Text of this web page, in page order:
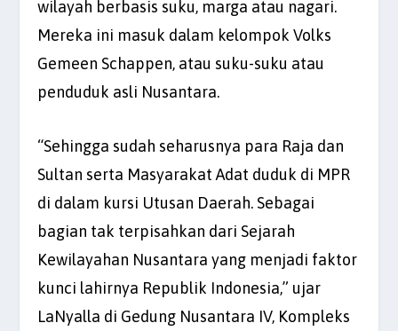
wilayah berbasis suku, marga atau nagari.
Mereka ini masuk dalam kelompok Volks
Gemeen Schappen, atau suku-suku atau
penduduk asli Nusantara.
“Sehingga sudah seharusnya para Raja dan
Sultan serta Masyarakat Adat duduk di MPR
di dalam kursi Utusan Daerah. Sebagai
bagian tak terpisahkan dari Sejarah
Kewilayahan Nusantara yang menjadi faktor
kunci lahirnya Republik Indonesia,” ujar
LaNyalla di Gedung Nusantara IV, Kompleks